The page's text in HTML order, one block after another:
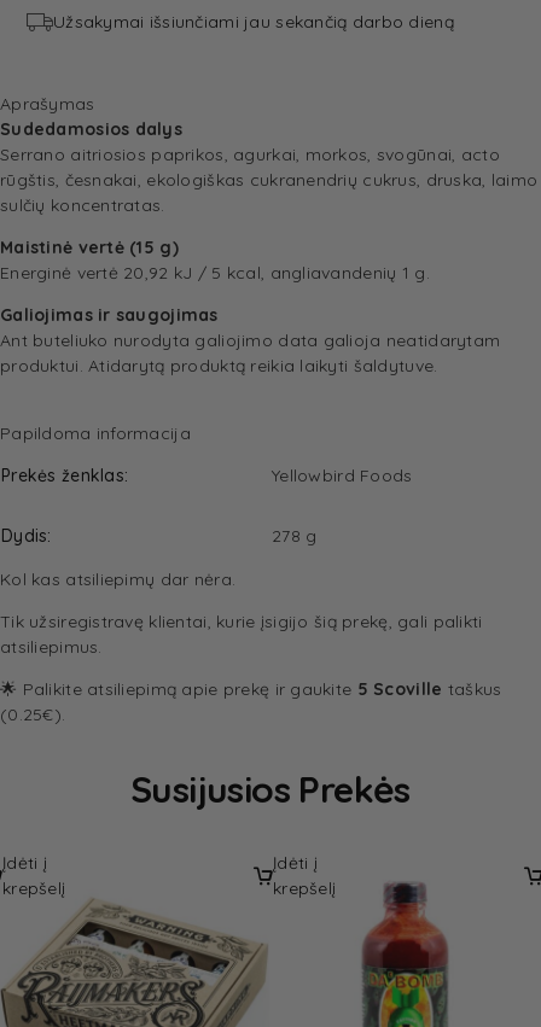
Užsakymai išsiunčiami jau sekančią darbo dieną
Aprašymas
Sudedamosios dalys
Serrano aitriosios paprikos, agurkai, morkos, svogūnai, acto
rūgštis, česnakai, ekologiškas cukranendrių cukrus, druska, laimo
sulčių koncentratas.
Maistinė vertė (15 g)
Energinė vertė 20,92 kJ / 5 kcal, angliavandenių 1 g.
Galiojimas ir saugojimas
Ant buteliuko nurodyta galiojimo data galioja neatidarytam
produktui. Atidarytą produktą reikia laikyti šaldytuve.
Papildoma informacija
Prekės ženklas
Yellowbird Foods
Dydis
278 g
Kol kas atsiliepimų dar nėra.
Tik užsiregistravę klientai, kurie įsigijo šią prekę, gali palikti
atsiliepimus.
🌟 Palikite atsiliepimą apie prekę ir gaukite 5 Scoville taškus
(0.25€).
Susijusios Prekės
Įdėti į
krepšelį
Įdėti į
krepšelį